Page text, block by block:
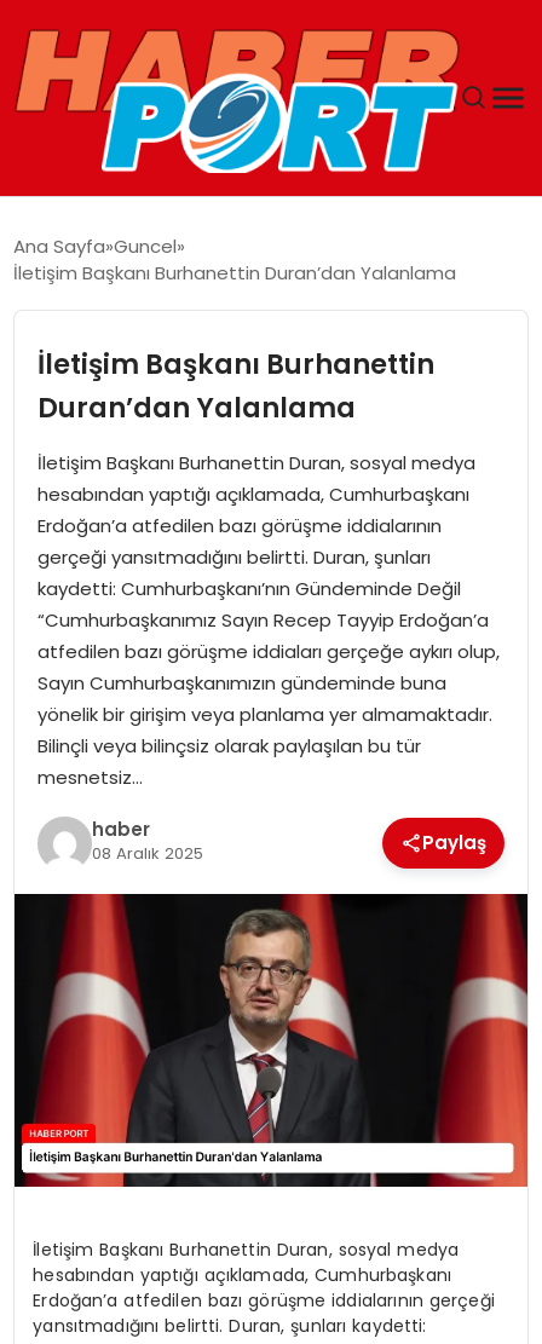
GUNCEL
YAŞAM
SAĞLIK
SPOR
MAGAZIN
SPOR
OTOMOBIL
EKONOMI
Ana Sayfa Guncel
İletişim Başkanı Burhanettin Duran’dan Yalanlama
İletişim Başkanı Burhanettin
Duran’dan Yalanlama
İletişim Başkanı Burhanettin Duran, sosyal medya
hesabından yaptığı açıklamada, Cumhurbaşkanı
Erdoğan’a atfedilen bazı görüşme iddialarının
gerçeği yansıtmadığını belirtti. Duran, şunları
kaydetti: Cumhurbaşkanı’nın Gündeminde Değil
“Cumhurbaşkanımız Sayın Recep Tayyip Erdoğan’a
atfedilen bazı görüşme iddiaları gerçeğe aykırı olup,
Sayın Cumhurbaşkanımızın gündeminde buna
yönelik bir girişim veya planlama yer almamaktadır.
Bilinçli veya bilinçsiz olarak paylaşılan bu tür
mesnetsiz…
haber
08 Aralık 2025 Paylaş
İletişim Başkanı Burhanettin Duran, sosyal medya
hesabından yaptığı açıklamada, Cumhurbaşkanı
Erdoğan’a atfedilen bazı görüşme iddialarının gerçeği
yansıtmadığını belirtti. Duran, şunları kaydetti: